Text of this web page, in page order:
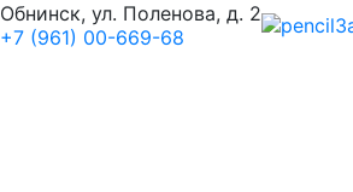
Обнинск, ул. Поленова, д. 2
+7 (961) 00-669-68